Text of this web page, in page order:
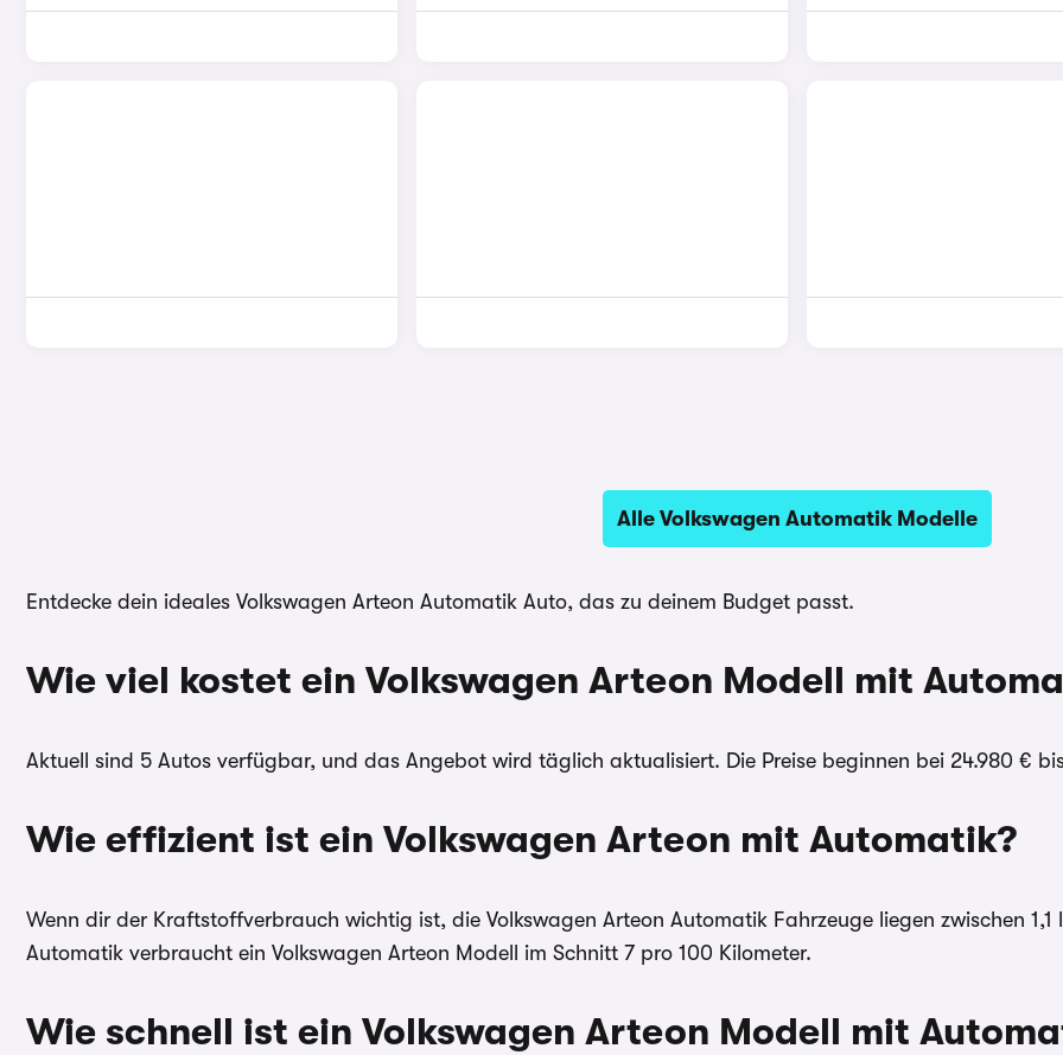
Alle Volkswagen Automatik Modelle
Entdecke dein ideales Volkswagen Arteon Automatik Auto, das zu deinem Budget passt.
Wie viel kostet ein Volkswagen Arteon Modell mit
Aktuell sind 5 Autos verfügbar, und das Angebot wird täglich aktualisiert. Die Preise beginnen bei 24.980 €
Wie effizient ist ein Volkswagen Arteon mit Automatik?
Wenn dir der Kraftstoffverbrauch wichtig ist, die Volkswagen Arteon Automatik Fahrzeuge liegen zwischen
Automatik verbraucht ein Volkswagen Arteon Modell im Schnitt 7 pro 100 Kilometer.
Wie schnell ist ein Volkswagen Arteon Modell mit